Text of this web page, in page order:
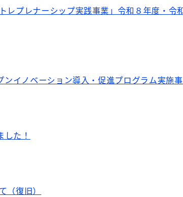
レプレナーシップ実践事業」令和８年度・令
ンイノベーション導入・促進プログラム実施
た！
復旧）